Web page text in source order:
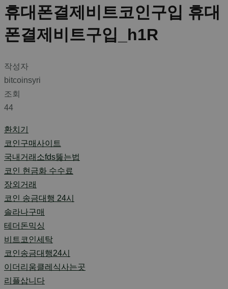
휴대폰결제비트코인구입 휴대
폰결제비트구입_h1R
작성자
bitcoinsyri
조회
44
환치기
코인구매사이트
국내거래소fds뚫는법
코인 현금화 수수료
장외거래
코인 송금대행 24시
솔라나구매
테더돈믹싱
비트코인세탁
코인송금대행24시
이더리움클레식사는곳
리플삽니다